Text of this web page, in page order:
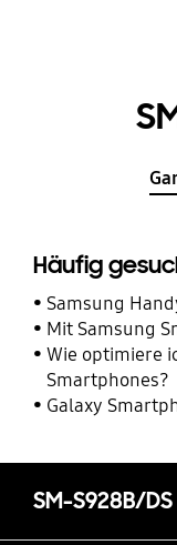
Häufig
Samsung
Mit Samsung
Wie optimiere
Smartphones?
Galaxy
SM-S928B/DS